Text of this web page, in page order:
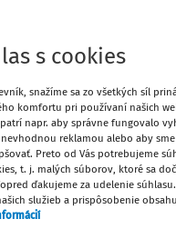
upraviť postup v prípade
ako v danom prípade
vo viacerých právnych
(ďalej len "Zákonník
a o zmene a doplnení
o BOZP")
s cookies
snažíme sa zo všetkých síl
komfortu pri používaní našich
napr. aby správne fungovalo
reklamou alebo aby
Preto od Vás potrebujeme
t. j. malých súborov, ktoré sa
ďakujeme za udelenie
služieb a prispôsobenie